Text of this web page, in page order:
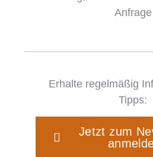
Anfrage
Erhalte regelmäßig
Tipps:
Jetzt zum